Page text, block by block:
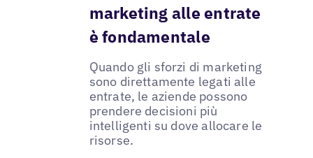
marketing alle entrate
è fondamentale
Quando gli sforzi di marketing
sono direttamente legati alle
entrate, le aziende possono
prendere decisioni più
intelligenti su dove allocare le
risorse.